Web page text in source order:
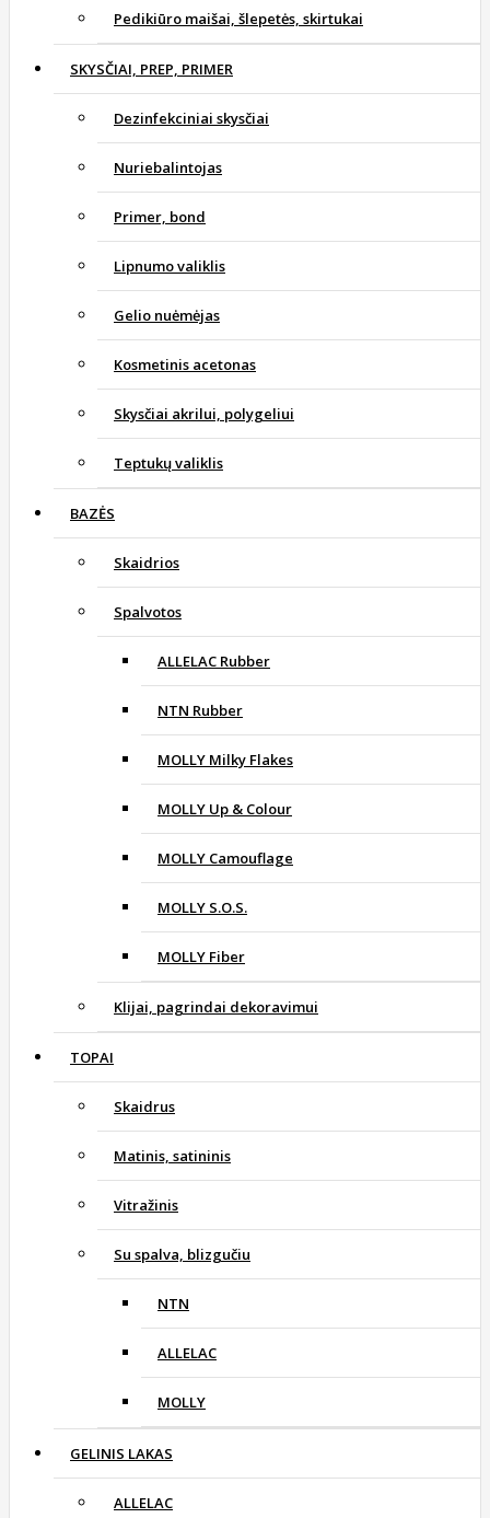
Pedikiūro maišai, šlepetės, skirtukai
SKYSČIAI, PREP, PRIMER
Dezinfekciniai skysčiai
Nuriebalintojas
Primer, bond
Lipnumo valiklis
Gelio nuėmėjas
Kosmetinis acetonas
Skysčiai akrilui, polygeliui
Teptukų valiklis
BAZĖS
Skaidrios
Spalvotos
ALLELAC Rubber
NTN Rubber
MOLLY Milky Flakes
MOLLY Up & Colour
MOLLY Camouflage
MOLLY S.O.S.
MOLLY Fiber
Klijai, pagrindai dekoravimui
TOPAI
Skaidrus
Matinis, satininis
Vitražinis
Su spalva, blizgučiu
NTN
ALLELAC
MOLLY
GELINIS LAKAS
ALLELAC